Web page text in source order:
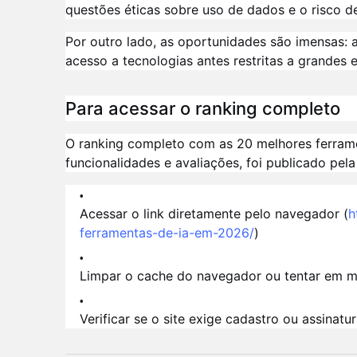
questões éticas sobre uso de dados e o risco
Por outro lado, as oportunidades são
acesso a tecnologias antes restritas a grandes
Para acessar o ranking completo
O ranking completo com as 20 melhores
funcionalidades e avaliações, foi publicado
Acessar o link diretamente pelo navegador (
ferramentas-de-ia-em-2026/)
Limpar o cache do navegador ou tentar em
Verificar se o site exige cadastro ou